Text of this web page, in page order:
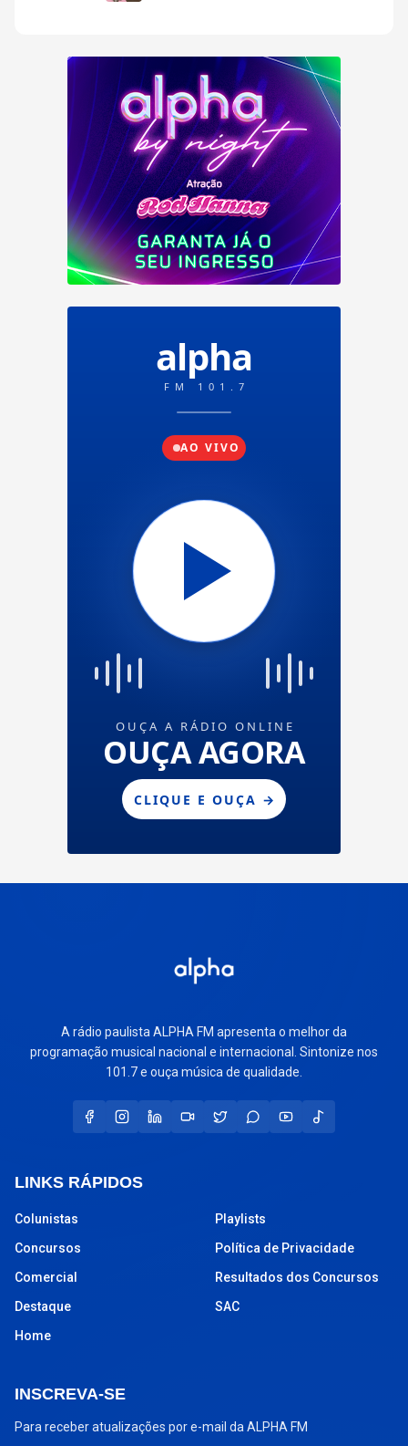
A rádio paulista ALPHA FM apresenta o melhor da
programação musical nacional e internacional. Sintonize nos
101.7 e ouça música de qualidade.
LINKS RÁPIDOS
Colunistas
Concursos
Comercial
Destaque
Home
Playlists
Política de Privacidade
Resultados dos Concursos
SAC
INSCREVA-SE
Para receber atualizações por e-mail da ALPHA FM